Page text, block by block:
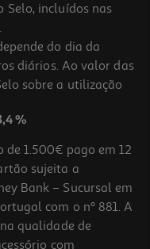
Selo, incluídos nas
.
do dia da
diários. Ao valor das
sobre a utilização
%
1.500€ pago em 12
sujeita a
Bank – Sucursal em
com o nº 881. A
qualidade de
com